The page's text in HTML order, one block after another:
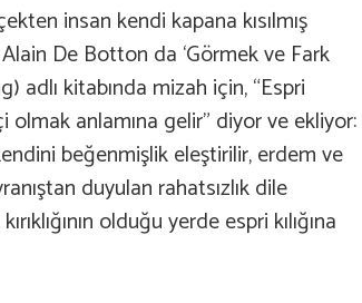
insan kendi kapana kısılmış
De Botton da ‘Görmek ve Fark
adlı kitabında mizah için, “Espri
anlamına gelir” diyor ve ekliyor:
beğenmişlik eleştirilir, erdem ve
duyulan rahatsızlık dile
olduğu yerde espri kılığına